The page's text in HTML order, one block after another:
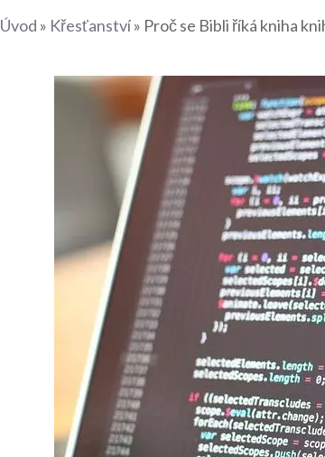
Úvod » Křesťanství» Proč se Bibli říká kniha